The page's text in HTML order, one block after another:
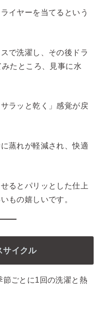
イヤーを当てるという
で洗濯し、その後ドラ
たところ、見事に水
ラッと乾く」感覚が戻
蒸れが軽減され、快適
るとパリッとした仕上
もの嬉しいです。
サイクル
節ごとに1回の洗濯と熱